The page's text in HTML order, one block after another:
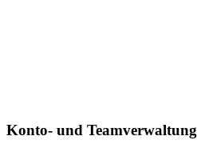
Konto- und Teamverwaltung